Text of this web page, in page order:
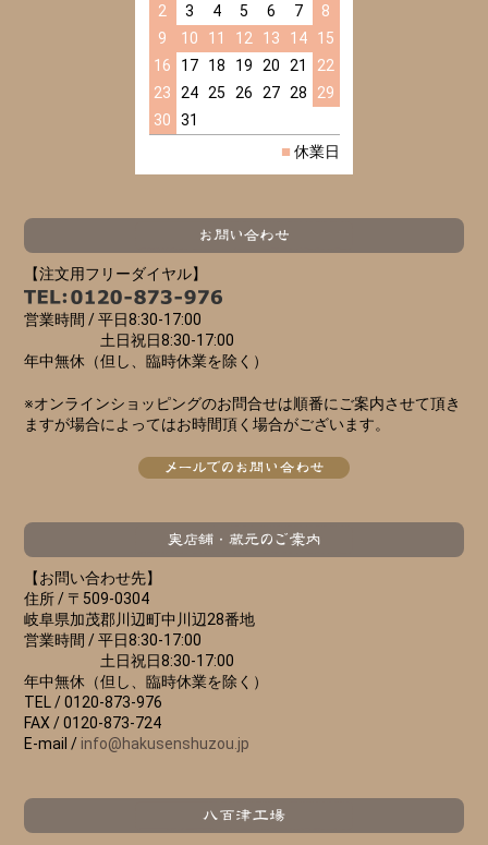
2
3 4 5 6 7
8
9
10 11 12 13 14
15
16
17 18 19 20 21
22
23
24 25 26 27 28
29
30
31
■ 休業日
【注文用フリーダイヤル】
営業時間 / 平日8:30-17:00
土日祝日8:30-17:00
年中無休（但し、臨時休業を除く）
※オンラインショッピングのお問合せは順番にご案内させて頂き
ますが場合によってはお時間頂く場合がございます。
【お問い合わせ先】
住所 / 〒509-0304
岐阜県加茂郡川辺町中川辺28番地
営業時間 / 平日8:30-17:00
土日祝日8:30-17:00
年中無休（但し、臨時休業を除く）
TEL / 0120-873-976
FAX / 0120-873-724
E-mail / info@hakusenshuzou.jp